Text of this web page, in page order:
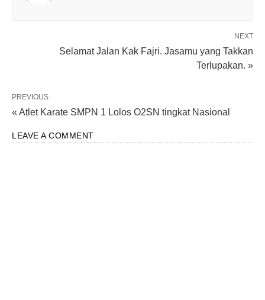
NEXT
Selamat Jalan Kak Fajri. Jasamu yang Takkan
Terlupakan. »
PREVIOUS
« Atlet Karate SMPN 1 Lolos O2SN tingkat Nasional
LEAVE A COMMENT